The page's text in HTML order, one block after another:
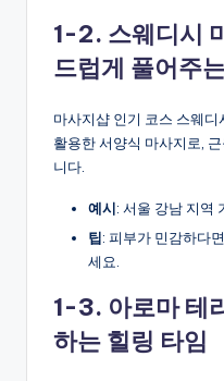
1-2. 스웨디시
드럽게 풀어주
마사지샵 인기 코스 스웨
활용한 서양식 마사지로,
니다.
예시: 서울 강남 지역
팁: 피부가 민감하다
세요.
1-3. 아로마 테
하는 힐링 타임